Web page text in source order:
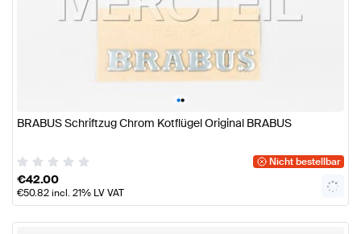
••
BRABUS Schriftzug Chrom Kotflügel Original BRABUS
Nicht bestellbar
€42.00
€50.82incl. 21% LV VAT